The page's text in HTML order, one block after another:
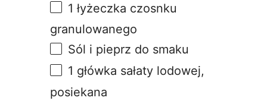
1 łyżeczka czosnku
granulowanego
Sól i pieprz do smaku
1 główka sałaty lodowej,
posiekana